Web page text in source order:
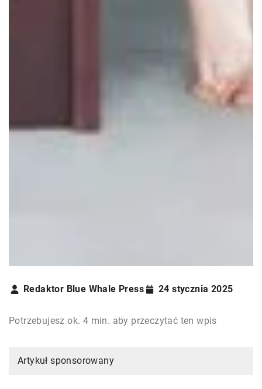
Redaktor Blue Whale Press 24 stycznia 2025
Potrzebujesz ok. 4 min. aby przeczytać ten wpis
Artykuł sponsorowany